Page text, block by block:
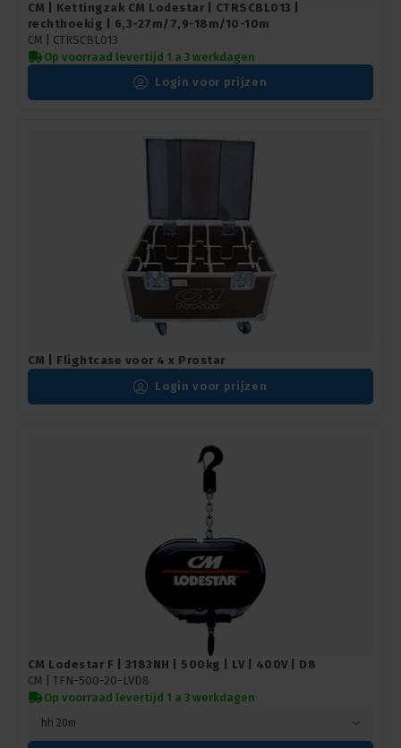
CM | Kettingzak CM Lodestar | CTRSCBL013 |
rechthoekig | 6,3-27m/7,9-18m/10-10m
CM | CTRSCBL013
Op voorraad levertijd 1 a 3 werkdagen
Login voor prijzen
CM | Flightcase voor 4 x Prostar
Login voor prijzen
CM Lodestar F | 3183NH | 500kg | LV | 400V | D8
CM | TFN-500-20-LVD8
Op voorraad levertijd 1 a 3 werkdagen
hh 20m